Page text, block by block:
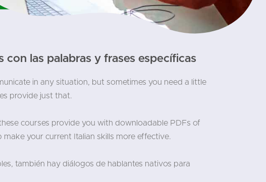
con las palabras y frases específicas
in any situation, but sometimes you need a little
provide just that.
courses provide you with downloadable PDFs of
your current Italian skills more effective.
también hay diálogos de hablantes nativos para